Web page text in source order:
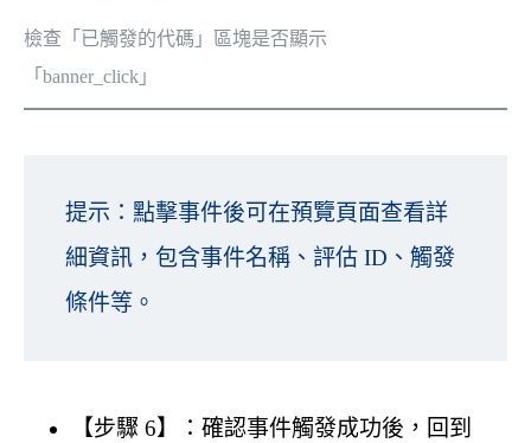
檢查「已觸發的代碼」區塊是否顯示
「banner_click」
提示：點擊事件後可在預覽頁面查看詳
細資訊，包含事件名稱、評估 ID、觸發
條件等。
【步驟 6】：確認事件觸發成功後，回到